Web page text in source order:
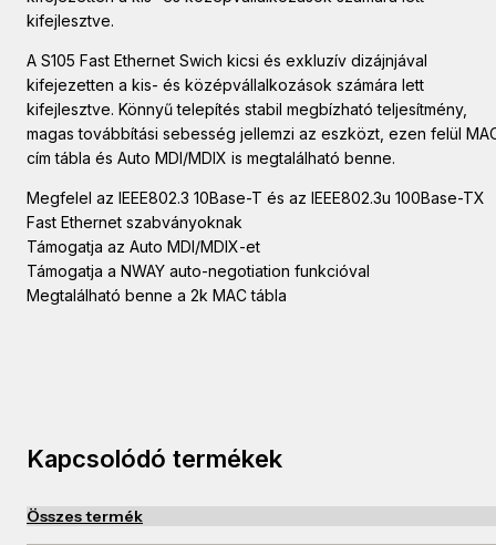
kifejlesztve.
A S105 Fast Ethernet Swich kicsi és exkluzív dizájnjával
kifejezetten a kis- és középvállalkozások számára lett
kifejlesztve. Könnyű telepítés stabil megbízható teljesítmény,
magas továbbítási sebesség jellemzi az eszközt, ezen felül
cím tábla és Auto MDI/MDIX is megtalálható benne.
Megfelel az IEEE802.3 10Base-T és az IEEE802.3u 100Base-TX
Fast Ethernet szabványoknak
Támogatja az Auto MDI/MDIX-et
Támogatja a NWAY auto-negotiation funkcióval
Megtalálható benne a 2k MAC tábla
Kapcsolódó termékek
Összes termék